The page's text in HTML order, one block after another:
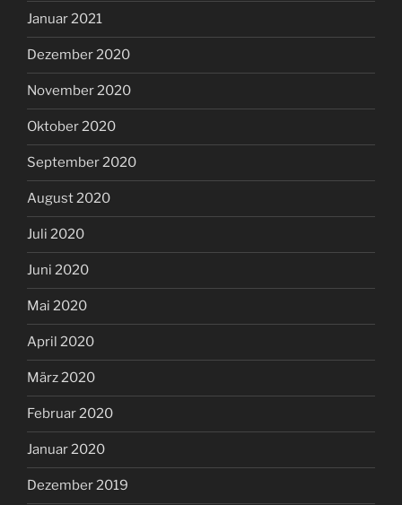
Januar 2021
Dezember 2020
November 2020
Oktober 2020
September 2020
August 2020
Juli 2020
Juni 2020
Mai 2020
April 2020
März 2020
Februar 2020
Januar 2020
Dezember 2019